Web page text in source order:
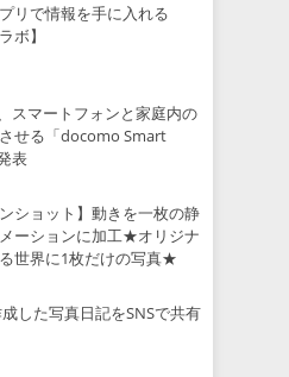
リで情報を手に入れる
ボ】
スマートフォンと家庭内の
せる「docomo Smart
表
ンショット】動きを一枚の静
ーションに加工★オリジナ
世界に1枚だけの写真★
した写真日記をSNSで共有